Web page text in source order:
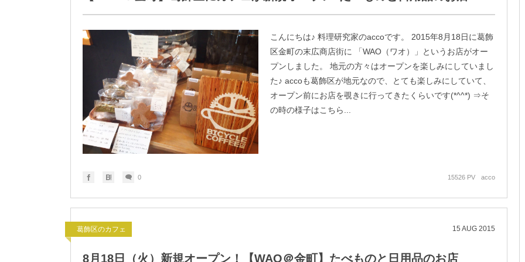
こんにちは♪ 料理研究家のaccoです。 2015年8月18日に葛飾
区金町の末広商店街に 「WAO（ワオ）」というお店がオー
プンしました。 地元の方々はオープンを楽しみにしていまし
た♪ accoも葛飾区が地元なので、とても楽しみにしていて、
オープン前にお店を覗きに行ってきたくらいです(*^^*) ⇒そ
の時の様子はこちら...
0 acco
15526 PV
葛飾区のカフェ 15 AUG 2015
8月18日（火）新規オープン！【WAO＠金町】たべものと日用品のお店